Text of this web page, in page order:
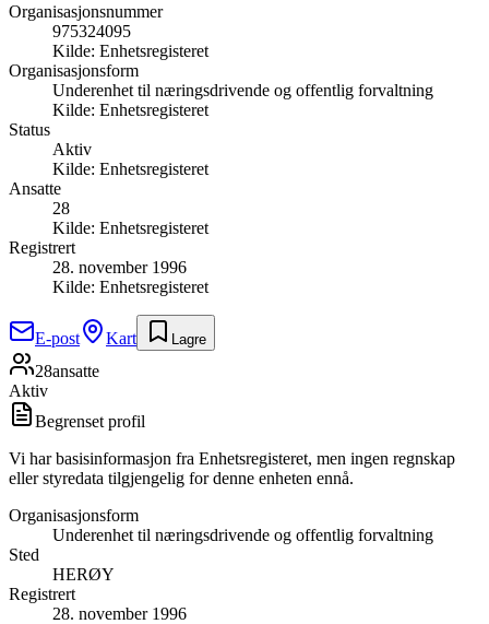
Organisasjonsnummer
975324095
Kilde: Enhetsregisteret
Organisasjonsform
Underenhet til næringsdrivende og offentlig forvaltning
Kilde: Enhetsregisteret
Status
Aktiv
Kilde: Enhetsregisteret
Ansatte
28
Kilde: Enhetsregisteret
Registrert
28. november 1996
Kilde: Enhetsregisteret
E-post Kart Lagre
28ansatte
Aktiv
Begrenset profil
Vi har basisinformasjon fra Enhetsregisteret, men ingen regnskap
eller styredata tilgjengelig for denne enheten ennå.
Organisasjonsform
Underenhet til næringsdrivende og offentlig forvaltning
Sted
HERØY
Registrert
28. november 1996